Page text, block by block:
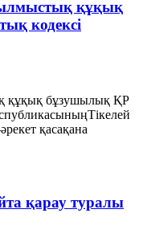
құқық
кодексi
құқық бұзушылық ҚР
қасақана
қарау туралы